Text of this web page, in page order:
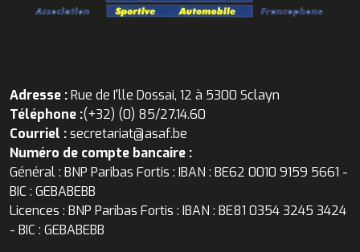
Adresse :Rue de I'lle Dossai, 12 à 5300 Sclayn
Téléphone :(+32) (0) 85/27.14.60
Courriel :secretariat@asaf.be
Numéro de compte bancaire :
Général : BNP Paribas Fortis : IBAN : BE62 0010 9159 5661 -
BIC : GEBABEBB
Licences : BNP Paribas Fortis : IBAN : BE81 0354 3245 3424
- BIC : GEBABEBB